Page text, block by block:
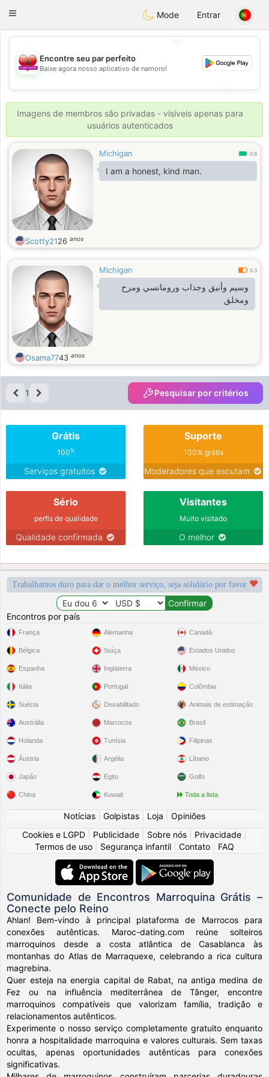
Maroc Dating
Toggle
Mode Entrar
💖
💕
💕
Encontre seu par perfeito
Baixe agora nosso aplicativo de namoro!
Imagens de membros são privadas - visíveis apenas para
usuários autenticados
Michigan 0.9
I am a honest, kind man.
Scotty2126 anos
Michigan 0.3
وسيم وأنيق وجذاب ورومانسي ومرح
ومخلق
Osama7743 anos
1 Pesquisar por critérios
Grátis
100%
Serviços gratuitos
Suporte
100% grátis
Moderadores que escutam
Sério
perfis de qualidade
Qualidade confirmada
Visitantes
Muito visitado
O melhor
Trabalhamos duro para dar o melhor serviço, seja solidário por favor
Encontros por país
França
Bélgica
Espanha
Itália
Suécia
Alemanha
Suíça
Inglaterra
Portugal
Desabilitado
Canadá
Estados Unidos
México
Colômbia
Animais de estimação
Austrália
Holanda
Áustria
Japão
China
Marrocos
Tunísia
Argélia
Egito
Kuwait
Brasil
Filipinas
Líbano
Golfo
Toda a lista
Notícias Golpistas Loja
Opiniões
Cookies e LGPD
Publicidade Sobre nós Privacidade
Termos de uso
Segurança infantil Contato FAQ
Comunidade de Encontros Marroquina Grátis –
Conecte pelo Reino
Ahlan! Bem-vindo à principal plataforma de Marrocos para
conexões autênticas. Maroc-dating.com reúne solteiros
marroquinos desde a costa atlântica de Casablanca às
montanhas do Atlas de Marraquexe, celebrando a rica cultura
magrebina.
Quer esteja na energia capital de Rabat, na antiga medina de
Fez ou na influência mediterrânea de Tânger, encontre
marroquinos compatíveis que valorizam família, tradição e
relacionamentos autênticos.
Experimente o nosso serviço completamente gratuito enquanto
honra a hospitalidade marroquina e valores culturais. Sem taxas
ocultas, apenas oportunidades autênticas para conexões
significativas.